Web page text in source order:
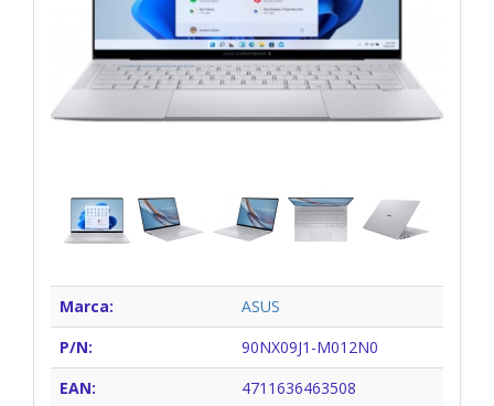
Marca:
ASUS
P/N:
90NX09J1-M012N0
EAN:
4711636463508